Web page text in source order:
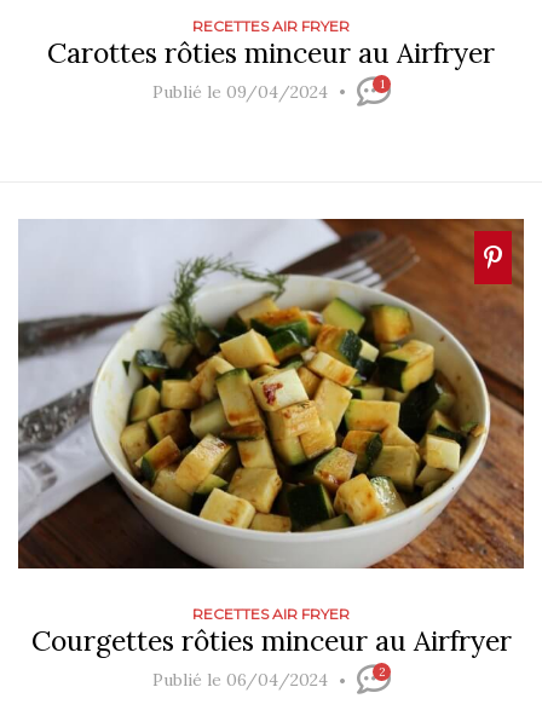
RECETTES AIR FRYER
Carottes rôties minceur au Airfryer
Publié le 09/04/2024 1
RECETTES AIR FRYER
Courgettes rôties minceur au Airfryer
Publié le 06/04/2024 2